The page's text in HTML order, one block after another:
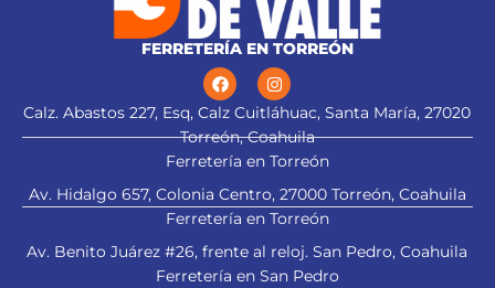
FERRETERÍA EN TORREÓN
Calz. Abastos 227, Esq, Calz Cuitláhuac, Santa María, 27020
Torreón, Coahuila
Ferretería en Torreón
Av. Hidalgo 657, Colonia Centro, 27000 Torreón, Coahuila
Ferretería en Torreón
Av. Benito Juárez #26, frente al reloj. San Pedro, Coahuila
Ferretería en San Pedro